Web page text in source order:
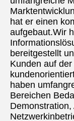
hat er einen
aufgebaut.Wir
bereitgestellt
Kunden auf
haben
Bereichen